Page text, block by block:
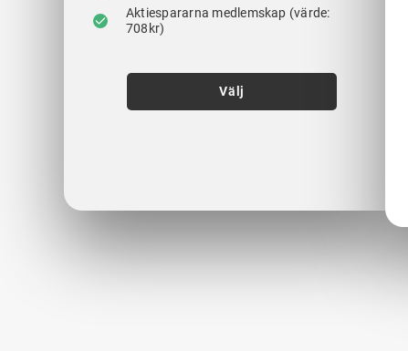
Aktiespararna medlemskap (värde:
708kr)
Välj